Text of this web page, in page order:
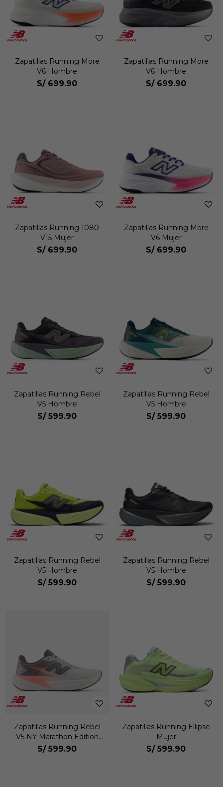
Zapatillas Running More
V6 Hombre
S/ 699.90
Zapatillas Running More
V6 Hombre
S/ 699.90
Zapatillas Running 1080
V15 Mujer
S/ 699.90
Zapatillas Running More
V6 Mujer
S/ 699.90
Zapatillas Running Rebel
V5 Hombre
S/ 599.90
Zapatillas Running Rebel
V5 Hombre
S/ 599.90
Zapatillas Running Rebel
V5 Hombre
S/ 599.90
Zapatillas Running Rebel
V5 Hombre
S/ 599.90
Zapatillas Running Rebel
V5 NY Marathon Edition
Hombre
S/ 599.90
Zapatillas Running Ellipse
Mujer
S/ 599.90